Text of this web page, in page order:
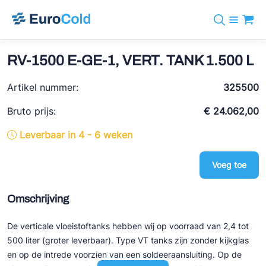
info@eurocold.nl
EN
Merken
Castel
Frigomec
AWA
REFFLEX®
Johnson Controls
Doucette Industries
Koudemiddelen
Downloads
Over ons
Contact
Log in
RV-1500 E-GE-1, VERT. TANK 1.500 L
Artikel nummer:
325500
Bruto prijs:
€ 24.062,00
Leverbaar in 4 - 6 weken
Voeg toe
Omschrijving
De verticale vloeistoftanks hebben wij op voorraad van 2,4 tot
500 liter (groter leverbaar). Type VT tanks zijn zonder kijkglas
en op de intrede voorzien van een soldeeraansluiting. Op de